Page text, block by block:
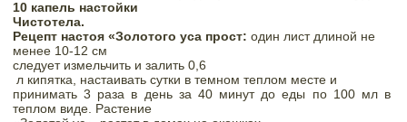
10 капель настойки
Чистотела.
Рецепт настоя «Золотого уса прост: один лист длиной не
менее 10-12 см
следует измельчить и залить 0,6
принимать 3 раза в день за 40 минут до еды по 100 мл в
теплом виде. Растение